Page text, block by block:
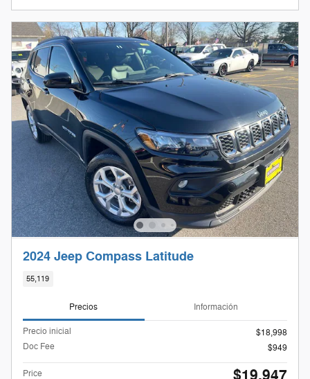
2024 Jeep Compass Latitude
55,119
Precios Información
Precio inicial
$18,998
Doc Fee
$949
Price